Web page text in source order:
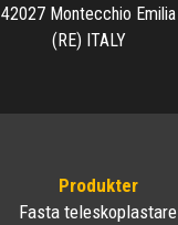
42027 Montecchio Emilia
(RE) ITALY
Produkter
Fasta teleskoplastare